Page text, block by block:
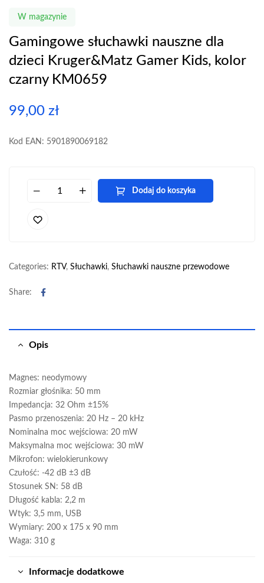
W magazynie
Gamingowe słuchawki nauszne dla
dzieci Kruger&Matz Gamer Kids, kolor
czarny KM0659
99,00 zł
Kod EAN: 5901890069182
Dodaj do koszyka
Categories: RTV, Słuchawki, Słuchawki nauszne przewodowe
Share: Facebook
Opis
Magnes: neodymowy
Rozmiar głośnika: 50 mm
Impedancja: 32 Ohm ±15%
Pasmo przenoszenia: 20 Hz – 20 kHz
Nominalna moc wejściowa: 20 mW
Maksymalna moc wejściowa: 30 mW
Mikrofon: wielokierunkowy
Czułość: -42 dB ±3 dB
Stosunek SN: 58 dB
Długość kabla: 2,2 m
Wtyk: 3,5 mm, USB
Wymiary: 200 x 175 x 90 mm
Waga: 310 g
Informacje dodatkowe